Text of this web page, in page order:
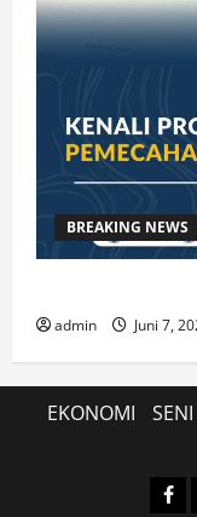
BREAKING NEWS
admin Juni 7,
EKONOMI